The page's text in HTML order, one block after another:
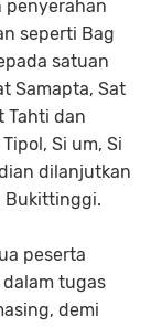
penyerahan
seperti Bag
satuan
Samapta, Sat
Tahti dan
Si um, Si
dilanjutkan
Bukittinggi.
peserta
tugas
demi